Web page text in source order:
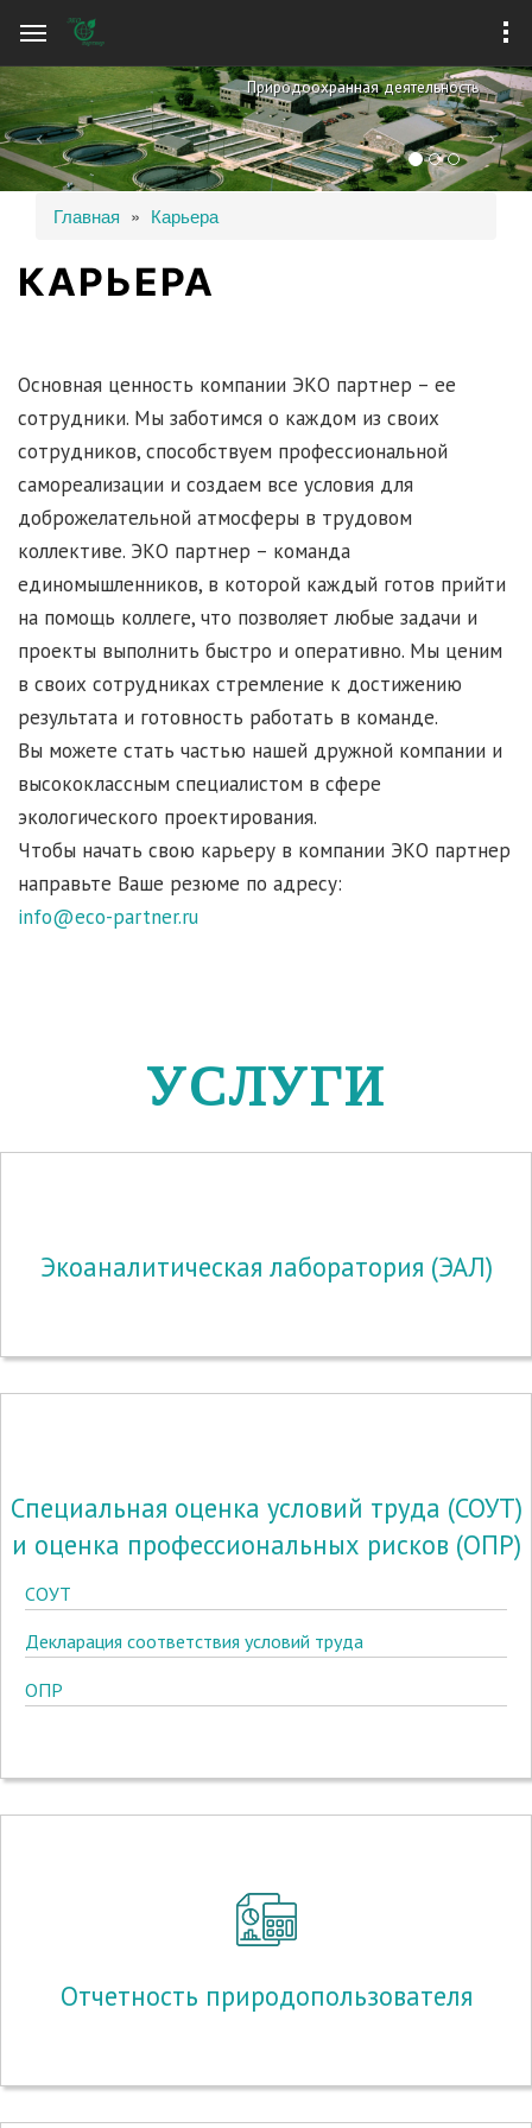
содержаниюПриродоохранная деятельность
P
r
e
v
o
N
e
x
t
ВЫ ЗДЕСЬ
Главная » Карьера
КАРЬЕРА
Основная ценность компании ЭКО партнер – ее
сотрудники. Мы заботимся о каждом из своих
сотрудников, способствуем профессиональной
самореализации и создаем все условия для
доброжелательной атмосферы в трудовом
коллективе. ЭКО партнер – команда
единомышленников, в которой каждый готов прийти
на помощь коллеге, что позволяет любые задачи и
проекты выполнить быстро и оперативно. Мы ценим
в своих сотрудниках стремление к достижению
результата и готовность работать в команде.
Вы можете стать частью нашей дружной компании и
высококлассным специалистом в сфере
экологического проектирования.
Чтобы начать свою карьеру в компании ЭКО партнер
направьте Ваше резюме по адресу:
info@eco-partner.ru
УСЛУГИ
Экоаналитическая лаборатория (ЭАЛ)
Специальная оценка условий труда (СОУТ)
и оценка профессиональных рисков (ОПР)
СОУТ
Декларация соответствия условий труда
ОПР
Отчетность природопользователя